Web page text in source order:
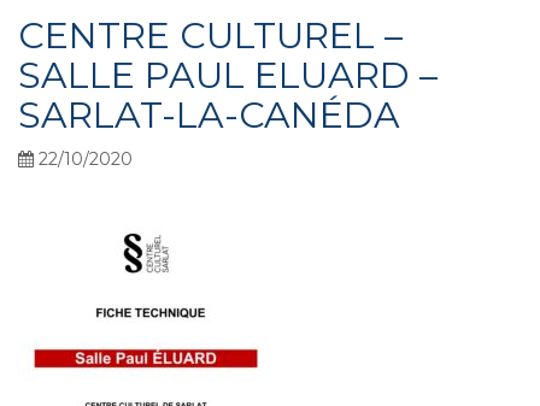
CENTRE CULTUREL –
SALLE PAUL ELUARD –
SARLAT-LA-CANÉDA
22/10/2020